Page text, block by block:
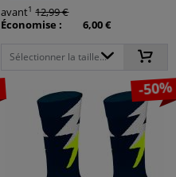
avant1 12,99 €
Économise :
6,00 €
Sélectionner la taille...
-50%